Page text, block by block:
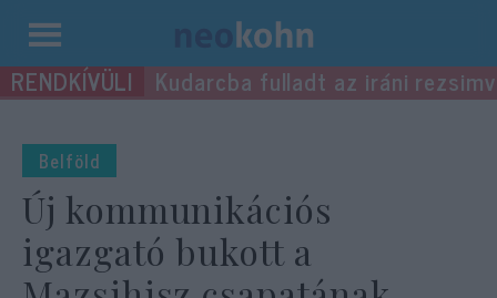
Kilépés
a Kudarcba fulladt az iráni
Belföld
Új kommunikációs
igazgató bukott a